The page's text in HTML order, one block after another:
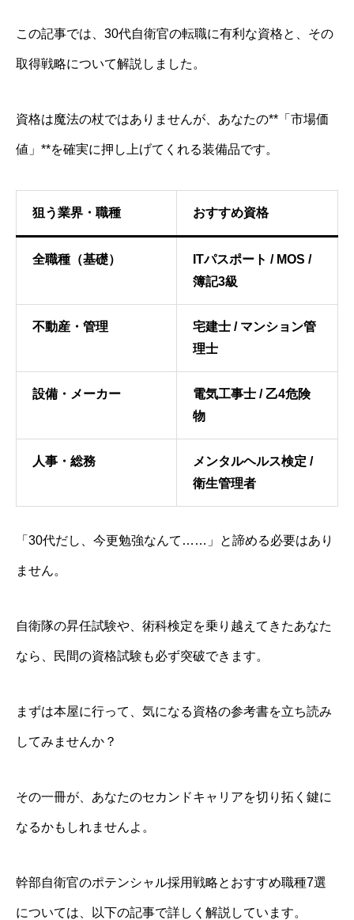
この記事では、30代自衛官の転職に有利な資格と、その
取得戦略について解説しました。
資格は魔法の杖ではありませんが、あなたの**「市場価
値」**を確実に押し上げてくれる装備品です。
狙う業界・職種 おすすめ資格
全職種（基礎）
ITパスポート / MOS /
簿記3級
不動産・管理
宅建士 / マンション管
理士
設備・メーカー
電気工事士 / 乙4危険
物
人事・総務
メンタルヘルス検定 /
衛生管理者
「30代だし、今更勉強なんて……」と諦める必要はあり
ません。
自衛隊の昇任試験や、術科検定を乗り越えてきたあなた
なら、民間の資格試験も必ず突破できます。
まずは本屋に行って、気になる資格の参考書を立ち読み
してみませんか？
その一冊が、あなたのセカンドキャリアを切り拓く鍵に
なるかもしれませんよ。
幹部自衛官のポテンシャル採用戦略とおすすめ職種7選
については、以下の記事で詳しく解説しています。